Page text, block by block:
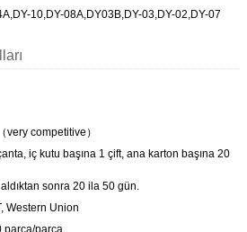
10,DY-08A,DY03B,DY-03,DY-02,DY-07
very competitive）
iç kutu başına 1 çift, ana karton başına 20
sonra 20 ila 50 gün.
Western Union
parça/parça